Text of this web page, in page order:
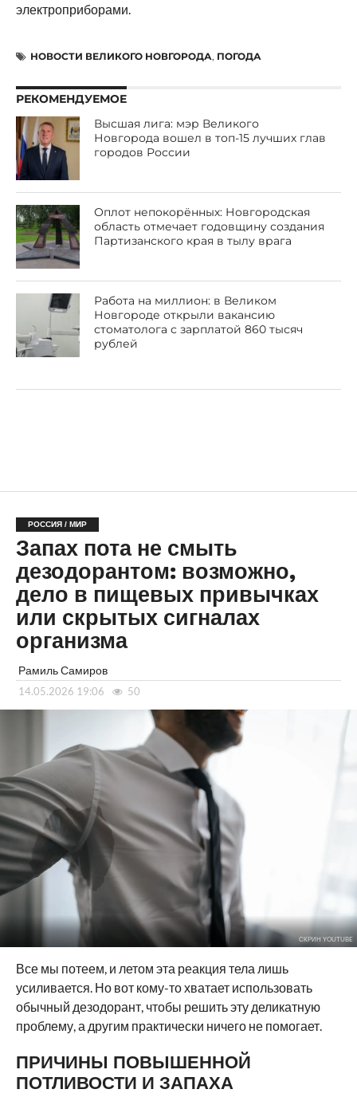
электроприборами.
НОВОСТИ ВЕЛИКОГО НОВГОРОДА, ПОГОДА
РЕКОМЕНДУЕМОЕ
Высшая лига: мэр Великого
Новгорода вошел в топ-15 лучших глав
городов России
Оплот непокорённых: Новгородская
область отмечает годовщину создания
Партизанского края в тылу врага
Работа на миллион: в Великом
Новгороде открыли вакансию
стоматолога с зарплатой 860 тысяч
рублей
РОССИЯ / МИР
Запах пота не смыть
дезодорантом: возможно,
дело в пищевых привычках
или скрытых сигналах
организма
Рамиль Самиров
14.05.2026 19:06 50
СКРИН YOUTUBE
Все мы потеем, и летом эта реакция тела лишь
усиливается. Но вот кому-то хватает использовать
обычный дезодорант, чтобы решить эту деликатную
проблему, а другим практически ничего не помогает.
ПРИЧИНЫ ПОВЫШЕННОЙ
ПОТЛИВОСТИ И ЗАПАХА